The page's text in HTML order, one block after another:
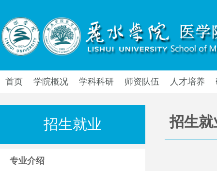
首页 学院概况 学科科研 师资队伍 人才培养
招生就业
专业介绍
招生就